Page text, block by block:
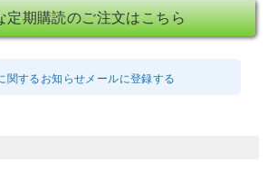
定期購読のご注文はこちら
関するお知らせメールに登録する